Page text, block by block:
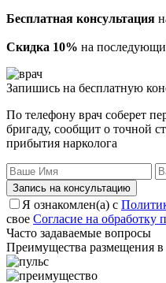
Бесплатная консультация
Скидка 10% на
Запишись на бесплатную
По телефону врач соберет
бригаду, сообщит о точной
прибытия нарколога
Запись на консультацию
Я ознакомлен(а) с
свое Согласие на обработку
Часто задаваемые вопросы
Преимущества размещения в